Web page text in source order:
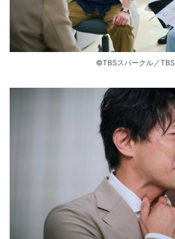
©︎TBSスパークル／TBS